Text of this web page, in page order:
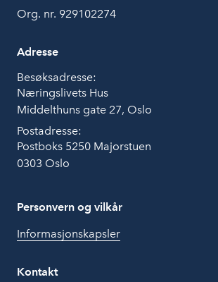
Org. nr. 929102274
Adresse
Besøksadresse:
Næringslivets Hus
Middelthuns gate 27, Oslo
Postadresse:
Postboks 5250 Majorstuen
0303 Oslo
Personvern og vilkår
Informasjonskapsler
Kontakt